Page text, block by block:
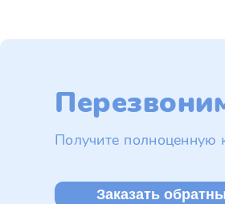
Получите полноценную
Заказать